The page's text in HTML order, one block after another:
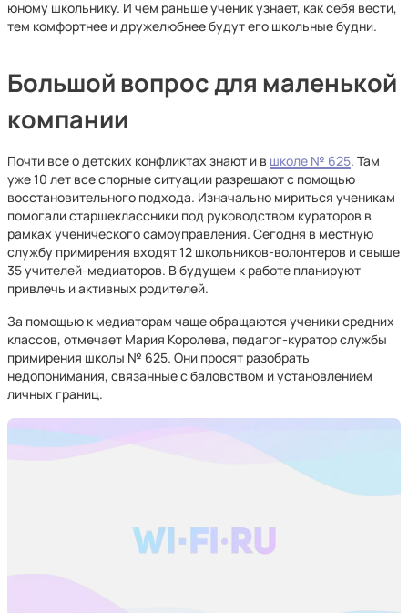
юному школьнику. И чем раньше ученик узнает, как себя вести,
тем комфортнее и дружелюбнее будут его школьные будни.
Большой вопрос для маленькой
компании
Почти все о детских конфликтах знают и в школе № 625. Там
уже 10 лет все спорные ситуации разрешают с помощью
восстановительного подхода. Изначально мириться ученикам
помогали старшеклассники под руководством кураторов в
рамках ученического самоуправления. Сегодня в местную
службу примирения входят 12 школьников-волонтеров и свыше
35 учителей-медиаторов. В будущем к работе планируют
привлечь и активных родителей.
За помощью к медиаторам чаще обращаются ученики средних
классов, отмечает Мария Королева, педагог-куратор службы
примирения школы № 625. Они просят разобрать
недопонимания, связанные с баловством и установлением
личных границ.